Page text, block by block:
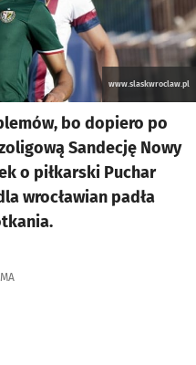
www.slaskwroclaw.pl
bo dopiero po
Sandecję Nowy
o piłkarski Puchar
wrocławian padła